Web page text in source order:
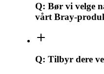
Q: Bør vi velge
vårt Bray-
Q: Tilbyr dere